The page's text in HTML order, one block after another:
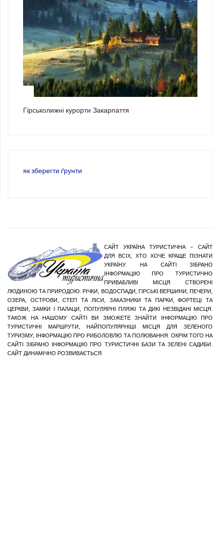
Гірськолижні курорти Закарпаття
як зберегти ґрунти
САЙТ УКРАЇНА ТУРИСТИЧНА – САЙТ
ДЛЯ ВСІХ, ХТО ХОЧЕ КРАЩЕ ПІЗНАТИ
УКРАЇНУ. НА САЙТІ ЗІБРАНО
ІНФОРМАЦІЮ ПРО ТУРИСТИЧНО
ПРИВАБЛИВІ МІСЦЯ СТВОРЕНІ
ЛЮДИНОЮ ТА ПРИРОДОЮ: РІЧКИ, ВОДОСПАДИ, ГІРСЬКІ ВЕРШИНИ, ПЕЧЕРИ,
ОЗЕРА, ОСТРОВИ, СТЕП ТА ЛІСИ, ЗАКАЗНИКИ ТА ПАРКИ, ФОРТЕЦІ ТА
ЦЕРКВИ, ЗАМКИ І ПАЛАЦИ, ПОПУЛЯРНІ ПЛЯЖІ ТА ДИКІ НЕЗВІДАНІ МІСЦЯ.
ТАКОЖ НА НАШОМУ САЙТІ ВИ ЗМОЖЕТЕ ЗНАЙТИ ІНФОРМАЦІЮ ПРО
ТУРИСТИЧНІ МАРШРУТИ, НАЙПОПУЛЯРНІШІ МІСЦЯ ДЛЯ ЗЕЛЕНОГО
ТУРИЗМУ; ІНФОРМАЦІЮ ПРО РИБОЛОВЛЮ ТА ПОЛЮВАННЯ. ОКРІМ ТОГО НА
САЙТІ ЗІБРАНО ІНФОРМАЦІЮ ПРО ТУРИСТИЧНІ БАЗИ ТА ЗЕЛЕНІ САДИБИ.
САЙТ ДИНАМІЧНО РОЗВИВАЄТЬСЯ.